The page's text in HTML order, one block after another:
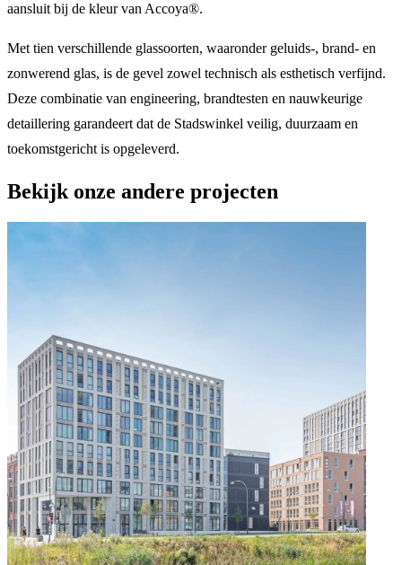
aansluit bij de kleur van Accoya®.
Met tien verschillende glassoorten, waaronder geluids-, brand- en
zonwerend glas, is de gevel zowel technisch als esthetisch verfijnd.
Deze combinatie van engineering, brandtesten en nauwkeurige
detaillering garandeert dat de Stadswinkel veilig, duurzaam en
toekomstgericht is opgeleverd.
Bekijk onze andere projecten